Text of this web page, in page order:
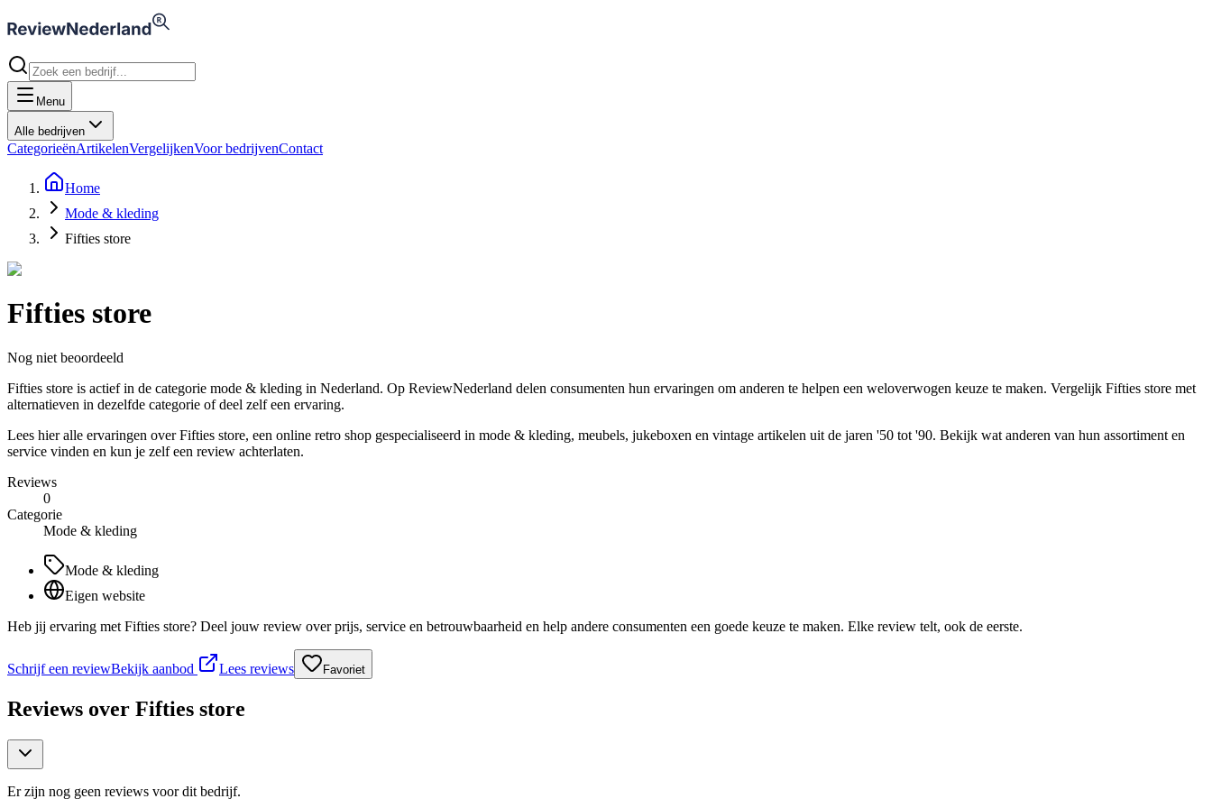
Menu
Alle bedrijven
CategorieënArtikelenVergelijkenVoor bedrijvenContact
Home
Mode & kleding
Fifties store
Fifties store
Nog niet beoordeeld
Fifties store is actief in de categorie mode & kleding in Nederland. Op ReviewNederland delen consumenten hun ervaringen om anderen te helpen een weloverwogen keuze te maken. Vergelijk Fifties store met
alternatieven in dezelfde categorie of deel zelf een ervaring.
Lees hier alle ervaringen over Fifties store, een online retro shop gespecialiseerd in mode & kleding, meubels, jukeboxen en vintage artikelen uit de jaren '50 tot '90. Bekijk wat anderen van hun assortiment en
service vinden en kun je zelf een review achterlaten.
Reviews
0
Categorie
Mode & kleding
Mode & kleding
Eigen website
Heb jij ervaring met Fifties store? Deel jouw review over prijs, service en betrouwbaarheid en help andere consumenten een goede keuze te maken. Elke review telt, ook de eerste.
Schrijf een reviewBekijk aanbod Lees reviews Favoriet
Reviews over Fifties store
Er zijn nog geen reviews voor dit bedrijf.